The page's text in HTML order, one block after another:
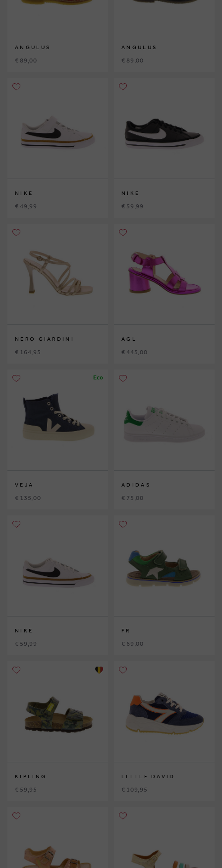
ANGULUS
€ 89,00
ANGULUS
€ 89,00
NIKE
€ 49,99
NIKE
€ 59,99
NERO GIARDINI
€ 164,95
AGL
€ 445,00
Eco
VEJA
€ 135,00
ADIDAS
€ 75,00
NIKE
€ 59,99
FR
€ 69,00
KIPLING
€ 59,95
LITTLE DAVID
€ 109,95